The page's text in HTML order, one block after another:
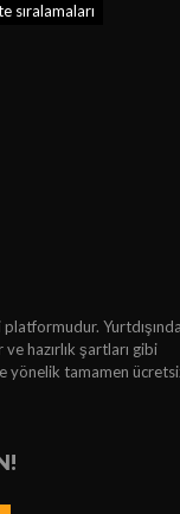
sıralamaları
hazırlık şartları gibi
yönelik tamamen